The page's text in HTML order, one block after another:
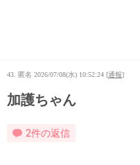
43. 匿名 2026/07/08(水) 10:52:24 [通報]
加護ちゃん
2件の返信